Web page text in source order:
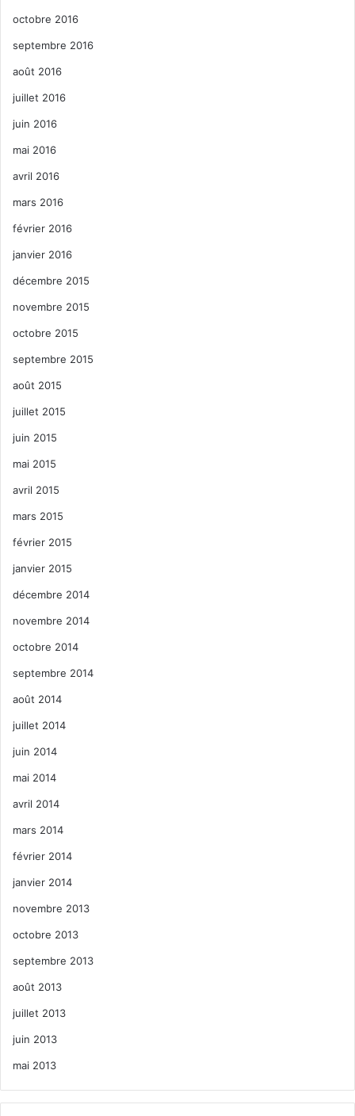
octobre 2016
septembre 2016
août 2016
juillet 2016
juin 2016
mai 2016
avril 2016
mars 2016
février 2016
janvier 2016
décembre 2015
novembre 2015
octobre 2015
septembre 2015
août 2015
juillet 2015
juin 2015
mai 2015
avril 2015
mars 2015
février 2015
janvier 2015
décembre 2014
novembre 2014
octobre 2014
septembre 2014
août 2014
juillet 2014
juin 2014
mai 2014
avril 2014
mars 2014
février 2014
janvier 2014
novembre 2013
octobre 2013
septembre 2013
août 2013
juillet 2013
juin 2013
mai 2013